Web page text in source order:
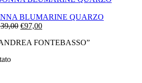
era:
€130,00.
è:
BLUMARINE QUARZO
Il
originale
€97,00Il
attuale
FONTEBASSO”